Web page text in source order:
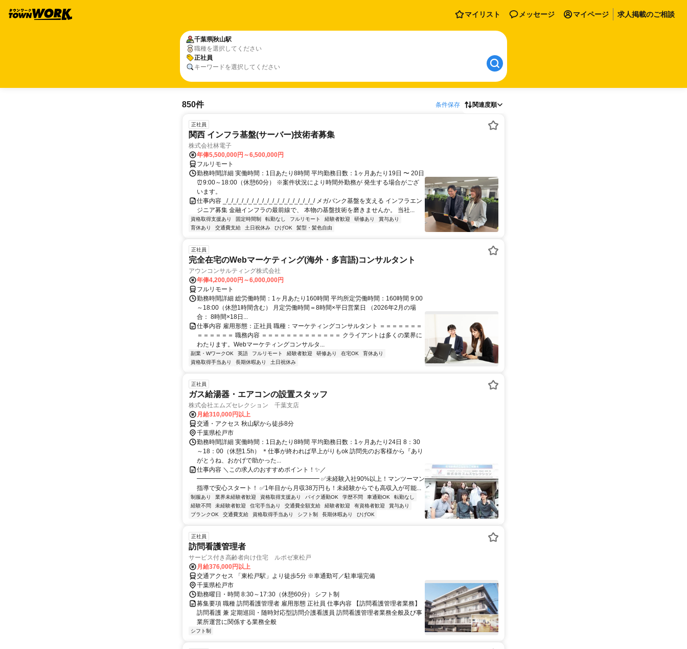
マイリスト メッセージ マイページ 求人掲載のご相談
千葉県秋山駅
職種を選択してください
正社員
キーワードを選択してください
850件 条件保存 関連度順
正社員
関西 インフラ基盤(サーバー)技術者募集
株式会社林電子
年俸5,500,000円～6,500,000円
フルリモート
勤務時間詳細 実働時間：1日あたり8時間 平均勤務日数：1ヶ月あたり19日 〜 20日
⏰9:00～18:00（休憩60分） ※案件状況により時間外勤務が 発生する場合がござ
います。
仕事内容 _/_/_/_/_/_/_/_/_/_/_/_/_/_/_/_/_/_/ メガバンク基盤を支える インフラエン
ジニア募集 金融インフラの最前線で、 本物の基盤技術を磨きませんか。 当社...
資格取得支援あり 固定時間制 転勤なし フルリモート 経験者歓迎 研修あり
賞与あり
育休あり
交通費支給 土日祝休み ひげOK 髪型・髪色自由
正社員
完全在宅のWebマーケティング(海外・多言語)コンサルタント
アウンコンサルティング株式会社
年俸4,200,000円～6,000,000円
フルリモート
勤務時間詳細 総労働時間：1ヶ月あたり160時間 平均所定労働時間：160時間 9:00
～18:00（休憩1時間含む） 月定労働時間＝8時間×平日営業日 （2026年2月の場
合： 8時間×18日...
仕事内容 雇用形態：正社員 職種：マーケティングコンサルタント ＝＝＝＝＝＝＝
＝＝＝＝＝＝ 職務内容 ＝＝＝＝＝＝＝＝＝＝＝＝＝ クライアントは多くの業界に
わたります。Webマーケティングコンサルタ...
副業・WワークOK 英語 フルリモート 経験者歓迎 研修あり 在宅OK
育休あり
資格取得手当あり
長期休暇あり 土日祝休み
正社員
ガス給湯器・エアコンの設置スタッフ
株式会社エムズセレクション 千葉支店
月給310,000円以上
交通・アクセス 秋山駅から徒歩8分
千葉県松戸市
勤務時間詳細 実働時間：1日あたり8時間 平均勤務日数：1ヶ月あたり24日 8：30
～18：00（休憩1.5h） ＊仕事が終われば早上がりもok 訪問先のお客様から『あり
がとうね、おかげで助かった...
仕事内容 ＼この求人のおすすめポイント！✨／
━━━━━━━━━━━━━━━━━━━━ ✅未経験入社90%以上！マンツーマン
指導で安心スタート！ ✅1年目から月収38万円も！未経験からでも高収入が可能...
制服あり 業界未経験者歓迎 資格取得支援あり バイク通勤OK 学歴不問 車通勤OK
転勤なし
経験不問
未経験者歓迎 住宅手当あり 交通費全額支給 経験者歓迎 有資格者歓迎
賞与あり
ブランクOK
交通費支給 資格取得手当あり シフト制 長期休暇あり ひげOK
正社員
訪問看護管理者
サービス付き高齢者向け住宅 ルポゼ東松戸
月給376,000円以上
交通アクセス 「東松戸駅」より徒歩5分 ※車通勤可／駐車場完備
千葉県松戸市
勤務曜日・時間 8:30～17:30（休憩60分） シフト制
募集要項 職種 訪問看護管理者 雇用形態 正社員 仕事内容 【訪問看護管理者業務】
訪問看護 兼 定期巡回・随時対応型訪問介護看護員 訪問看護管理者業務全般及び事
業所運営に関係する業務全般
シフト制